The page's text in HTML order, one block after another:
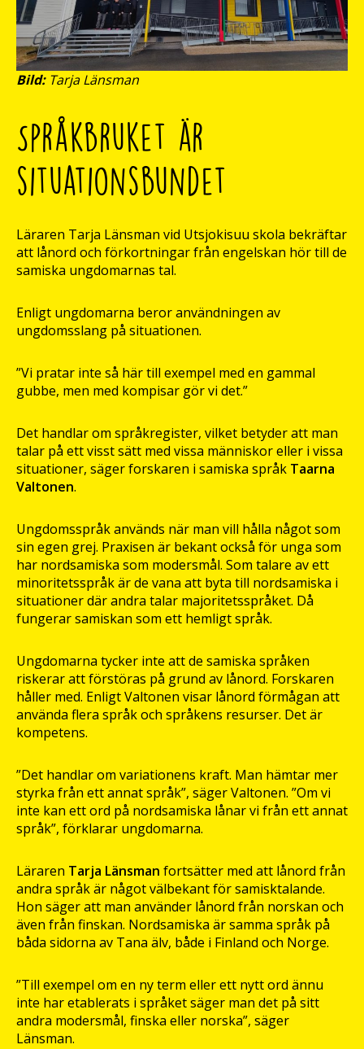
Bild: Tarja Länsman
Språkbruket är
situationsbundet
Läraren Tarja Länsman vid Utsjokisuu skola bekräftar
att lånord och förkortningar från engelskan hör till de
samiska ungdomarnas tal.
Enligt ungdomarna beror användningen av
ungdomsslang på situationen.
”Vi pratar inte så här till exempel med en gammal
gubbe, men med kompisar gör vi det.”
Det handlar om språkregister, vilket betyder att man
talar på ett visst sätt med vissa människor eller i vissa
situationer, säger forskaren i samiska språk Taarna
Valtonen.
Ungdomsspråk används när man vill hålla något som
sin egen grej. Praxisen är bekant också för unga som
har nordsamiska som modersmål. Som talare av ett
minoritetsspråk är de vana att byta till nordsamiska i
situationer där andra talar majoritetsspråket. Då
fungerar samiskan som ett hemligt språk.
Ungdomarna tycker inte att de samiska språken
riskerar att förstöras på grund av lånord. Forskaren
håller med. Enligt Valtonen visar lånord förmågan att
använda flera språk och språkens resurser. Det är
kompetens.
”Det handlar om variationens kraft. Man hämtar mer
styrka från ett annat språk”, säger Valtonen. ”Om vi
inte kan ett ord på nordsamiska lånar vi från ett annat
språk”, förklarar ungdomarna.
Läraren Tarja Länsman fortsätter med att lånord från
andra språk är något välbekant för samisktalande.
Hon säger att man använder lånord från norskan och
även från finskan. Nordsamiska är samma språk på
båda sidorna av Tana älv, både i Finland och Norge.
”Till exempel om en ny term eller ett nytt ord ännu
inte har etablerats i språket säger man det på sitt
andra modersmål, finska eller norska”, säger
Länsman.